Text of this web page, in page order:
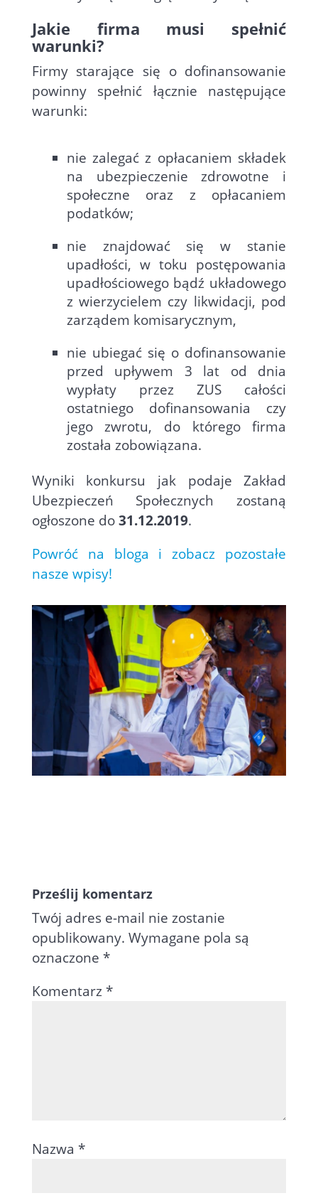
Jakie firma musi spełnić
warunki?
Firmy starające się o dofinansowanie
powinny spełnić łącznie następujące
warunki:
nie zalegać z opłacaniem składek
na ubezpieczenie zdrowotne i
społeczne oraz z opłacaniem
podatków;
nie znajdować się w stanie
upadłości, w toku postępowania
upadłościowego bądź układowego
z wierzycielem czy likwidacji, pod
zarządem komisarycznym,
nie ubiegać się o dofinansowanie
przed upływem 3 lat od dnia
wypłaty przez ZUS całości
ostatniego dofinansowania czy
jego zwrotu, do którego firma
została zobowiązana.
Wyniki konkursu jak podaje Zakład
Ubezpieczeń Społecznych zostaną
ogłoszone do31.12.2019.
Powróć na bloga i zobacz pozostałe
nasze wpisy!
Prześlij komentarz
Twój adres e-mail nie zostanie
opublikowany. Wymagane pola są
oznaczone *
Komentarz *
Nazwa *